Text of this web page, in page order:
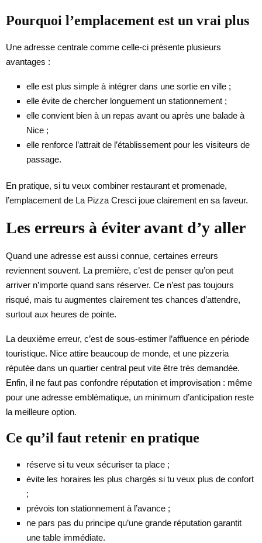
Pourquoi l’emplacement est un vrai plus
Une adresse centrale comme celle-ci présente plusieurs
avantages :
elle est plus simple à intégrer dans une sortie en ville ;
elle évite de chercher longuement un stationnement ;
elle convient bien à un repas avant ou après une balade à
Nice ;
elle renforce l’attrait de l’établissement pour les visiteurs de
passage.
En pratique, si tu veux combiner restaurant et promenade,
l’emplacement de La Pizza Cresci joue clairement en sa faveur.
Les erreurs à éviter avant d’y aller
Quand une adresse est aussi connue, certaines erreurs
reviennent souvent. La première, c’est de penser qu’on peut
arriver n’importe quand sans réserver. Ce n’est pas toujours
risqué, mais tu augmentes clairement tes chances d’attendre,
surtout aux heures de pointe.
La deuxième erreur, c’est de sous-estimer l’affluence en période
touristique. Nice attire beaucoup de monde, et une pizzeria
réputée dans un quartier central peut vite être très demandée.
Enfin, il ne faut pas confondre réputation et improvisation : même
pour une adresse emblématique, un minimum d’anticipation reste
la meilleure option.
Ce qu’il faut retenir en pratique
réserve si tu veux sécuriser ta place ;
évite les horaires les plus chargés si tu veux plus de confort
;
prévois ton stationnement à l’avance ;
ne pars pas du principe qu’une grande réputation garantit
une table immédiate.